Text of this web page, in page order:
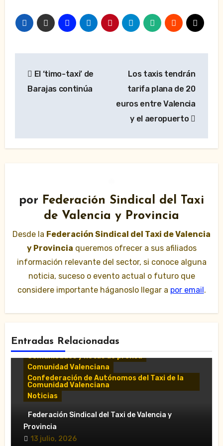
de
El ‘timo-taxi’ de
Barajas continúa
Los taxis tendrán
tarifa plana de 20
euros entre Valencia
y el aeropuerto
por Federación Sindical del Taxi
de Valencia y Provincia
Desde la Federación Sindical del Taxi de Valencia
y Provincia queremos ofrecer a sus afiliados
información relevante del sector, si conoce alguna
noticia, suceso o evento actual o futuro que
considere importante háganoslo llegar a por email.
Entradas Relacionadas
Comunicados y notas de prensa
Comunidad Valenciana
Confederación de Autónomos del Taxi de la
Comunidad Valenciana
Noticias
«El taxi de Alicante muestra su
desánimo tras una reunión “infructuosa”
con la Conselleria por el Decreto Ley
Federación Sindical del Taxi de Valencia y
Provincia
13 julio, 2026